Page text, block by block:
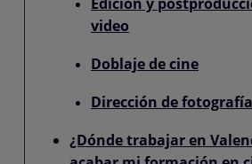
video
Doblaje de cine
Dirección de fotografía
¿Dónde trabajar en